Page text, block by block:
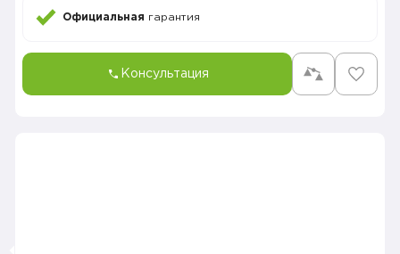
Официальная гарантия
Консультация